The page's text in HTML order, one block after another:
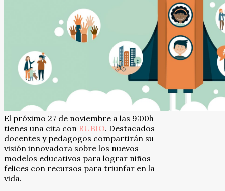
El próximo 27 de noviembre a las 9:00h
tienes una cita con RUBIO. Destacados
docentes y pedagogos compartirán su
visión innovadora sobre los nuevos
modelos educativos para lograr niños
felices con recursos para triunfar en la
vida.